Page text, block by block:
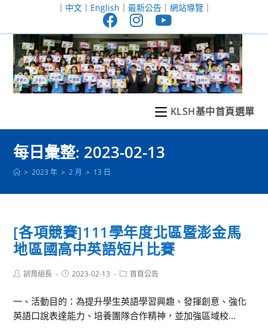
至
｜ 中文｜ English ｜ 最新公告｜ 網站導覽｜
KLSH基中首頁選單
每日彙整: 2023-02-13
> 2023 年 > 2 月 > 13 日
[各項競賽]111學年度北區暨澎金馬
地區國高中英語短片比賽
Post訓育組長
Post2023-02-13
Post首頁公告
一、活動目的：為提升學生英語學習興趣、發揮創意、強化
英語口說表達能力、培養團隊合作精神，並加強區域校...